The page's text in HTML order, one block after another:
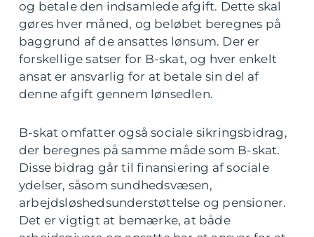
og betale den indsamlede afgift. Dette skal
gøres hver måned, og beløbet beregnes på
baggrund af de ansattes lønsum. Der er
forskellige satser for B-skat, og hver enkelt
ansat er ansvarlig for at betale sin del af
denne afgift gennem lønsedlen.
B-skat omfatter også sociale sikringsbidrag,
der beregnes på samme måde som B-skat.
Disse bidrag går til finansiering af sociale
ydelser, såsom sundhedsvæsen,
arbejdsløshedsunderstøttelse og pensioner.
Det er vigtigt at bemærke, at både